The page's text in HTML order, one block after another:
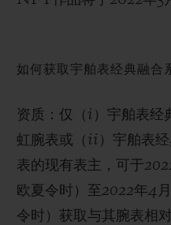
如何获取宇舶表经典融合
资质： 仅（i）宇舶表经
虹腕表或（ii）宇舶表
表的现有表主，可于
欧夏令时）至2022年4
令时）获取与其腕表相